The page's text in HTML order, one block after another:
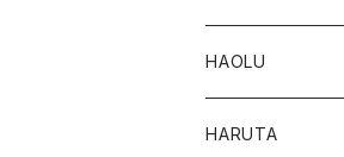
カーディガン
コート
トップス
シャツ
レディース
トップス
Tシャツ
HAOLU
HARUTA